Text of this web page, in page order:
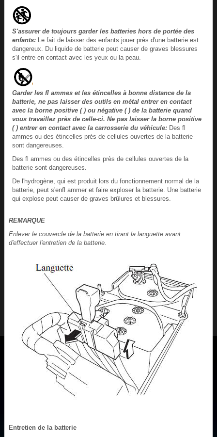
S'assurer de toujours garder les batteries hors de portée des
enfants:Le fait de laisser des enfants jouer près d'une batterie est
dangereux. Du liquide de batterie peut causer de graves blessures
s'il entre en contact avec les yeux ou la peau.
Garder les fl ammes et les étincelles à bonne distance de la
batterie, ne pas laisser des outils en métal entrer en contact
avec la borne positive ( ) ou négative ( ) de la batterie quand
vous travaillez près de celle-ci. Ne pas laisser la borne positive
( ) entrer en contact avec la carrosserie du véhicule:Des fl
ammes ou des étincelles près de cellules ouvertes de la batterie
sont dangereuses.
Des fl ammes ou des étincelles près de cellules ouvertes de la
batterie sont dangereuses.
De l'hydrogène, qui est produit lors du fonctionnement normal de la
batterie, peut s'enfl ammer et faire exploser la batterie. Une batterie
qui explose peut causer de graves brûlures et blessures.
REMARQUE
Enlever le couvercle de la batterie en tirant la languette avant
d'effectuer l'entretien de la batterie.
Entretien de la batterie